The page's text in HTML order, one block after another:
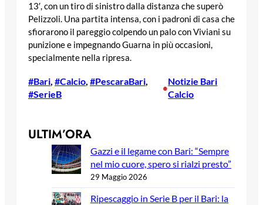
13′, con un tiro di sinistro dalla distanza che superò
Pelizzoli. Una partita intensa, con i padroni di casa che
sfiorarono il pareggio colpendo un palo con Viviani su
punizione e impegnando Guarna in più occasioni,
specialmente nella ripresa.
#Bari, #Calcio, #PescaraBari
#SerieB
•
Notizie Bari
Calcio
ULTIM’ORA
Gazzi e il legame con Bari: “Sempre
nel mio cuore, spero si rialzi presto”
29 Maggio 2026
Ripescaggio in Serie B per il Bari: la